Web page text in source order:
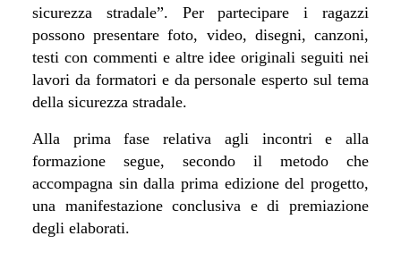
sicurezza stradale”. Per partecipare i ragazzi
possono presentare foto, video, disegni, canzoni,
testi con commenti e altre idee originali seguiti nei
lavori da formatori e da personale esperto sul tema
della sicurezza stradale.
Alla prima fase relativa agli incontri e alla
formazione segue, secondo il metodo che
accompagna sin dalla prima edizione del progetto,
una manifestazione conclusiva e di premiazione
degli elaborati.